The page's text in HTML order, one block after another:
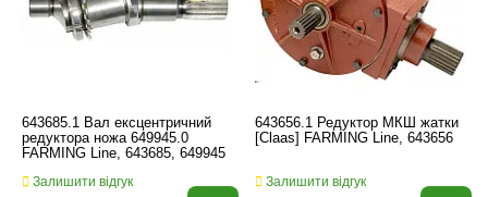
643685.1 Вал ексцентричний
редуктора ножа 649945.0
FARMING Line, 643685, 649945
Залишити відгук
643656.1 Редуктор МКШ жатки
[Claas] FARMING Line, 643656
Залишити відгук